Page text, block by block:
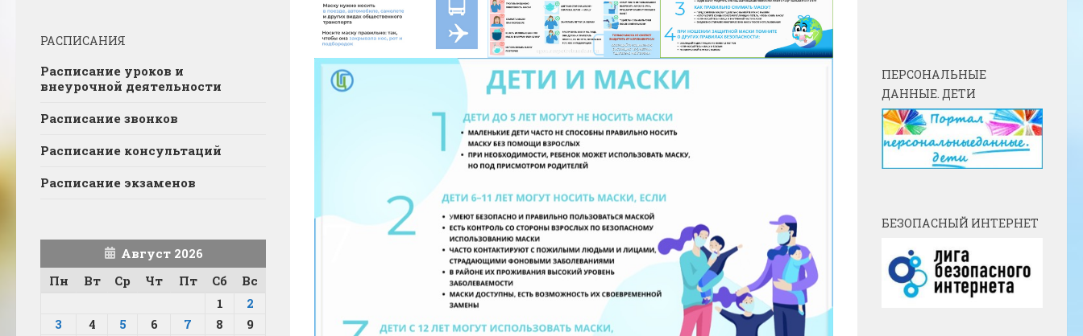
РАСПИСАНИЯ
Расписание уроков и
внеурочной деятельности
Расписание звонков
Расписание консультаций
Расписание экзаменов
Август 2026
Пн
Вт Ср Чт Пт Сб
Вс
1
2
3
4 5 6 7 8
9
ПЕРСОНАЛЬНЫЕ
ДАННЫЕ. ДЕТИ
БЕЗОПАСНЫЙ ИНТЕРНЕТ